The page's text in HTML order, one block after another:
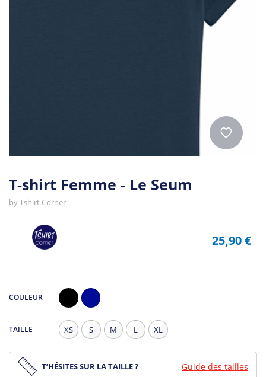
T-shirt Femme - Le Seum
byTshirt Corner
25,90 €
COULEUR
TAILLE XS S M L XL
T’HÉSITES SUR LA TAILLE ? Guide des tailles